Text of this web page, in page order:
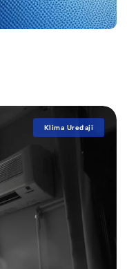
Klima Uređaji